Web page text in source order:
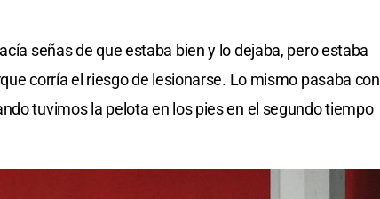
señas de que estaba bien y lo dejaba, pero estaba
corría el riesgo de lesionarse. Lo mismo pasaba con
tuvimos la pelota en los pies en el segundo tiempo